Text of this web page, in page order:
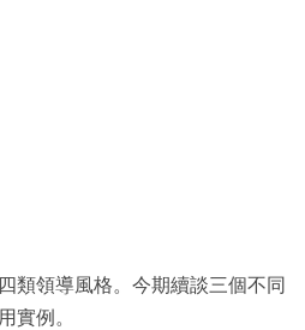
類領導風格。今期續談三個不同
實例。